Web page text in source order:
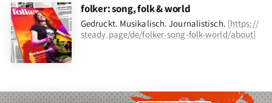
folker: song, folk & world
Gedruckt. Musikalisch. Journalistisch. [https://
steady.page/de/folker-song-folk-world/about]